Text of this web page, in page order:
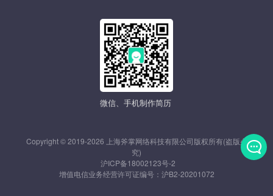
微信、手机制作简历
Copyright © 2019-2026 上海斧掌网络科技有限公司版权所有(盗版必
究)
沪ICP备18002123号-2
增值电信业务经营许可证编号： 沪B2-20201072